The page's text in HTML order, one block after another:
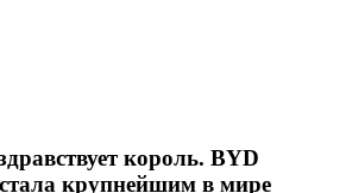
король. BYD
крупнейшим в мире